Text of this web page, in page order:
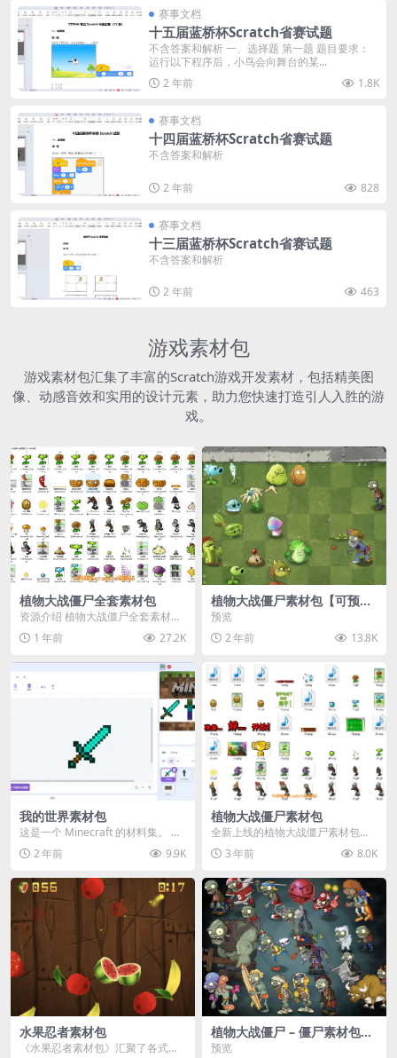
赛事文档
十五届蓝桥杯Scratch省赛试题
不含答案和解析 一、选择题 第一题 题目要求：
运行以下程序后，小鸟会向舞台的某...
2 年前
1.8K
赛事文档
十四届蓝桥杯Scratch省赛试题
不含答案和解析
2 年前 828
赛事文档
十三届蓝桥杯Scratch省赛试题
不含答案和解析
2 年前 463
游戏素材包
游戏素材包汇集了丰富的Scratch游戏开发素材，包括精美图
像、动感音效和实用的设计元素，助力您快速打造引人入胜的游
戏。
植物大战僵尸全套素材包
资源介绍 植物大战僵尸全套素材
包，包含227个丰富多样的素材，
涵盖角色、背景、动...
1 年前 27.2K
植物大战僵尸素材包【可预
览】
预览
2 年前
13.8K
我的世界素材包
这是一个 Minecraft 的材料集。 操
作方法如下： 工具 → 右箭头 怪物...
2 年前 9.9K
植物大战僵尸素材包
全新上线的植物大战僵尸素材包，
内含48个精选资源，涵盖角色、场
景、音效等多样内容...
3 年前 8.0K
水果忍者素材包
《水果忍者素材包》汇聚了各式鲜
植物大战僵尸 – 僵尸素材包
【可预览】
预览